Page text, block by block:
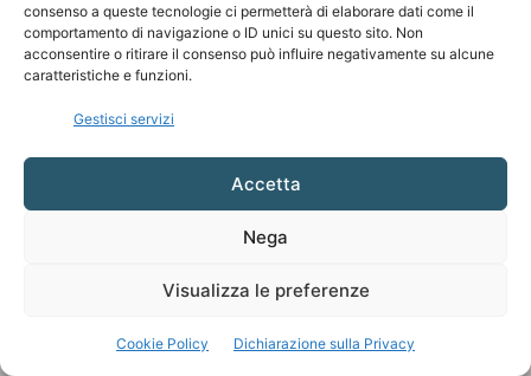
consenso a queste tecnologie ci permetterà di elaborare dati come il
comportamento di navigazione o ID unici su questo sito. Non
acconsentire o ritirare il consenso può influire negativamente su alcune
caratteristiche e funzioni.
Gestisci servizi
Accetta
Nega
Visualizza le preferenze
Cookie Policy Dichiarazione sulla Privacy